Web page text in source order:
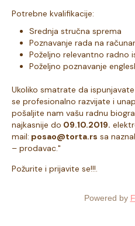
Potrebne kvalifikacije:
Srednja stručna sprema
Poznavanje rada na
Poželjno relevantno radno
Poželjno poznavanje
Ukoliko smatrate da
se profesionalno razvijate i
pošaljite nam vašu radnu
najkasnije do 09.10.2019.
mail: posao@torta.rs sa
– prodavac."
Požurite i prijavite se!!!.
Powered by